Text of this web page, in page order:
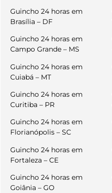
Guincho 24 horas em
Brasília – DF
Guincho 24 horas em
Campo Grande – MS
Guincho 24 horas em
Cuiabá – MT
Guincho 24 horas em
Curitiba – PR
Guincho 24 horas em
Florianópolis – SC
Guincho 24 horas em
Fortaleza – CE
Guincho 24 horas em
Goiânia – GO